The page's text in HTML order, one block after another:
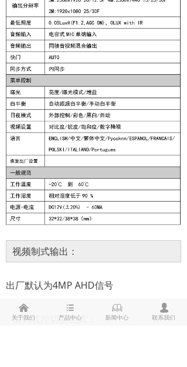
낀
关于我们
뀑
产品中心
ꁡ
新闻中心
넙
联系我们
视频制式输出：
出厂默认为4MP AHD信号
拔码线控切换制式：